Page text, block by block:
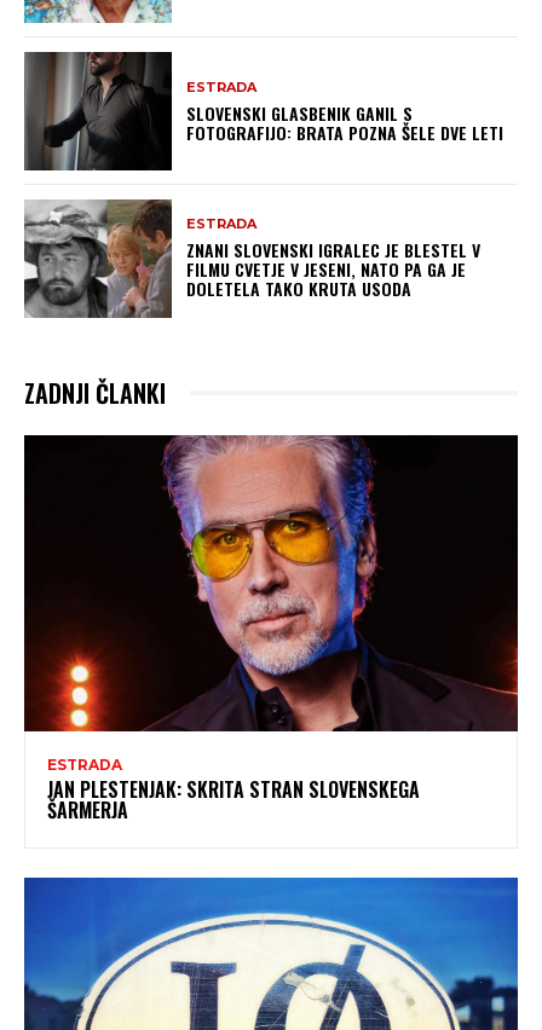
ESTRADA
SLOVENSKI GLASBENIK GANIL S
FOTOGRAFIJO: BRATA POZNA ŠELE DVE LETI
ESTRADA
ZNANI SLOVENSKI IGRALEC JE BLESTEL V
FILMU CVETJE V JESENI, NATO PA GA JE
DOLETELA TAKO KRUTA USODA
ZADNJI ČLANKI
ESTRADA
JAN PLESTENJAK: SKRITA STRAN SLOVENSKEGA
ŠARMERJA